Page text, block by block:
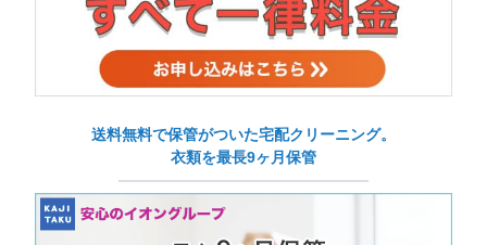
送料無料で保管がついた宅配クリーニング。
衣類を最長9ヶ月保管